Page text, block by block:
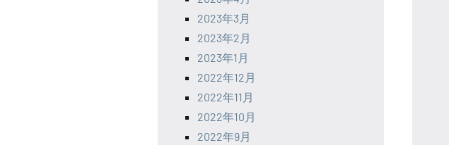
2023年3月
2023年2月
2023年1月
2022年12月
2022年11月
2022年10月
2022年9月